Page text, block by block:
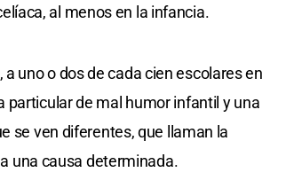
al menos en la infancia.
uno o dos de cada cien escolares en
particular de mal humor infantil y una
se ven diferentes, que llaman la
una causa determinada.